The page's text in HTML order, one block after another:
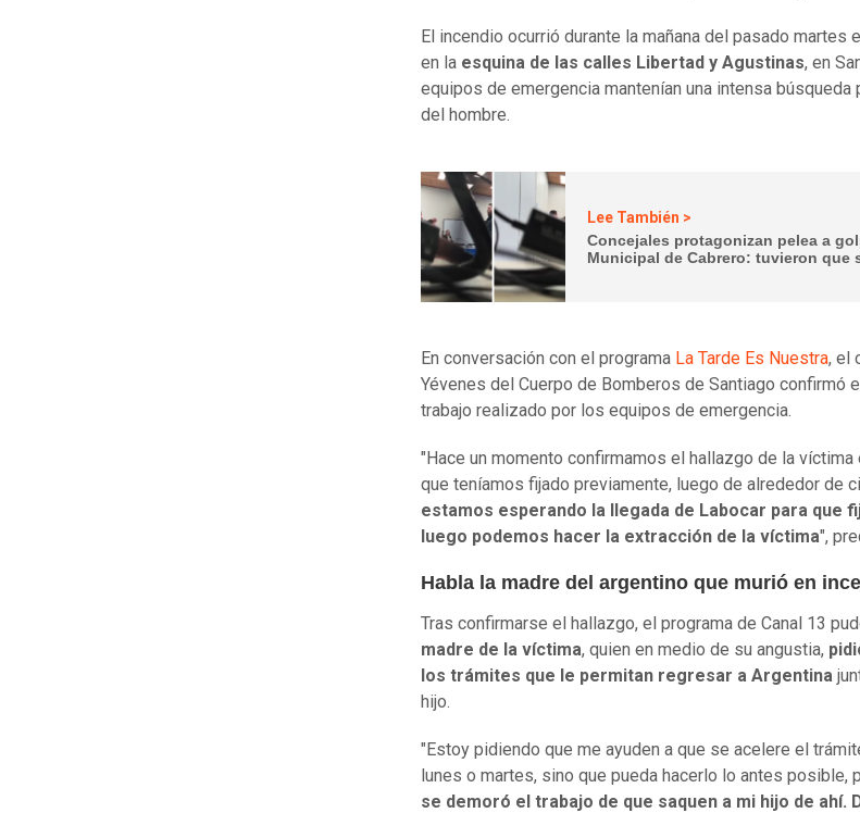
El incendio ocurrió durante la mañana del pasado martes
en la esquina de las calles Libertad y Agustinas, en
equipos de emergencia mantenían una intensa búsqueda
del hombre.
Lee También >
Concejales protagonizan pelea a
Municipal de Cabrero: tuvieron que
En conversación con el programa La Tarde Es Nuestra, el
Yévenes del Cuerpo de Bomberos de Santiago confirmó
trabajo realizado por los equipos de emergencia.
"Hace un momento confirmamos el hallazgo de la
que teníamos fijado previamente, luego de alrededor de
estamos esperando la llegada de Labocar para que
luego podemos hacer la extracción de la víctima",
Habla la madre del argentino que murió en
Tras confirmarse el hallazgo, el programa de Canal 13
madre de la víctima, quien en medio de su angustia,
los trámites que le permitan regresar a Argentina
hijo.
"Estoy pidiendo que me ayuden a que se acelere el
lunes o martes, sino que pueda hacerlo lo antes posible,
se demoró el trabajo de que saquen a mi hijo de ahí.